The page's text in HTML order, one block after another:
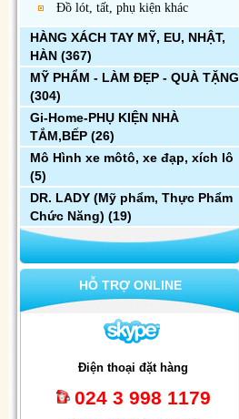
Đồ lót, tất, phụ kiện khác
HÀNG XÁCH TAY MỸ, EU, NHẬT,
HÀN (367)
MỸ PHẨM - LÀM ĐẸP - QUÀ TẶNG
(304)
Gi-Home-PHỤ KIỆN NHÀ
TẮM,BẾP (26)
Mô Hình xe môtô, xe đạp, xích lô
(5)
DR. LADY (Mỹ phẩm, Thực Phẩm
Chức Năng) (19)
HỖ TRỢ ONLINE
Điện thoại đặt hàng
024 3 998 1179